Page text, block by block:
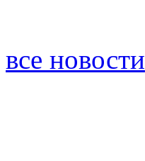
все новости